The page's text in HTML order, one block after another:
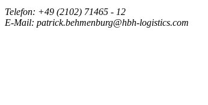
Telefon: +49 (2102) 71465 - 12
E-Mail: patrick.behmenburg@hbh-logistics.com